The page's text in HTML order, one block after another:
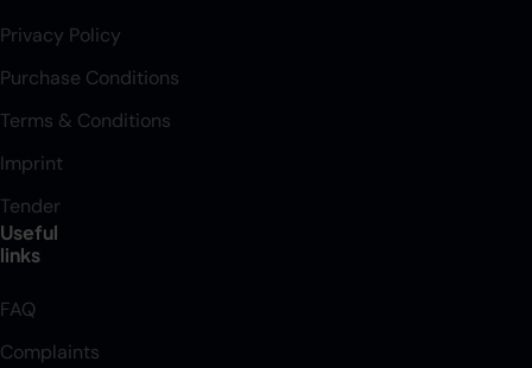
Privacy Policy
Purchase Conditions
Terms & Conditions
Imprint
Tender
Useful
links
FAQ
Complaints